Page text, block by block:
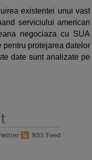
existentei unui vast
serviciului american
negociaza cu SUA
protejarea datelor
date sunt analizate pe
RSS Feed